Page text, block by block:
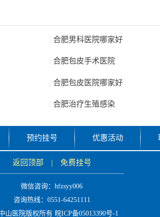
合肥男科医院哪家好
合肥包皮手术医院
| 合肥包皮医院哪家好
| 合肥治疗生殖感染
预约挂号 优惠活动
返回顶部 | 免费挂号
微信咨询： hfzsyy006
咨询热线：0551-64251111
山医院版权所有 皖ICP备05013390号-1